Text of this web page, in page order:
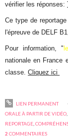
vérifier les réponses:
Ce type de
l'épreuve de DELF
Pour information, "
nationale en France
classe.Cliquez ici
LIEN PERMANENT
ORALE À PARTIR DE VIDÉO
REPORTAGE ,
2 COMMENTAIRES